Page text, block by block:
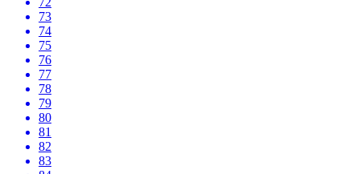
73
74
75
76
77
78
79
80
81
82
83